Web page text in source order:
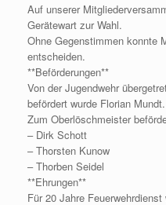
Auf unserer
Gerätewart zur Wahl.
Ohne Gegenstimmen konnte
entscheiden.
**Beförderungen**
Von der Jugendwehr
befördert wurde Florian Mundt.
Zum Oberlöschmeister
– Dirk Schott
– Thorsten Kunow
– Thorben Seidel
**Ehrungen**
Für 20 Jahre Feuerwehrdienst